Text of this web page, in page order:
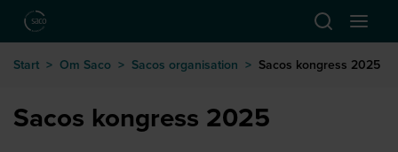
Hoppa till huvudinnehåll Öppna
Start > Om Saco > Sacos organisation > Sacos kongress 2025
Sacos kongress 2025